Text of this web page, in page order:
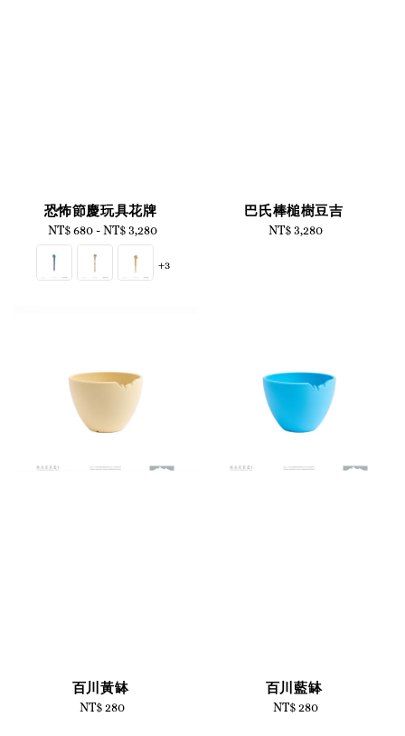
恐怖節慶玩具花牌
Regular
price
NT$ 680-NT$ 3,280
+3
巴氏棒槌樹豆吉
Regular
NT$ 3,280
百川黃缽
Regular
NT$ 280
百川藍缽
Regular
NT$ 280